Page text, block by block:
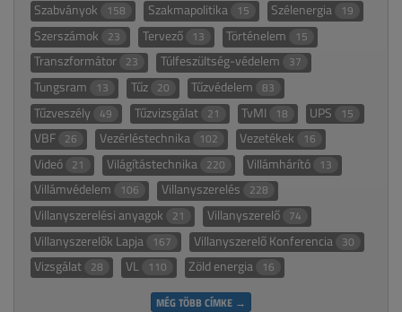
Szabványok 158 Szakmapolitika 15 Szélenergia 19
Szerszámok 23 Tervező 13 Történelem 15
Transzformátor 23 Túlfeszültség-védelem 37
Tungsram 13 Tűz 20 Tűzvédelem 83
Tűzveszély 49 Tűzvizsgálat 21 TvMI 18 UPS 15
VBF 26 Vezérléstechnika 102 Vezetékek 16
Videó 21 Világítástechnika 220 Villámhárító 13
Villámvédelem 106 Villanyszerelés 228
Villanyszerelési anyagok 21 Villanyszerelő 74
Villanyszerelők Lapja 167 Villanyszerelő Konferencia 30
Vizsgálat 28 VL 110 Zöld energia 16
MÉG TÖBB CÍMKE →